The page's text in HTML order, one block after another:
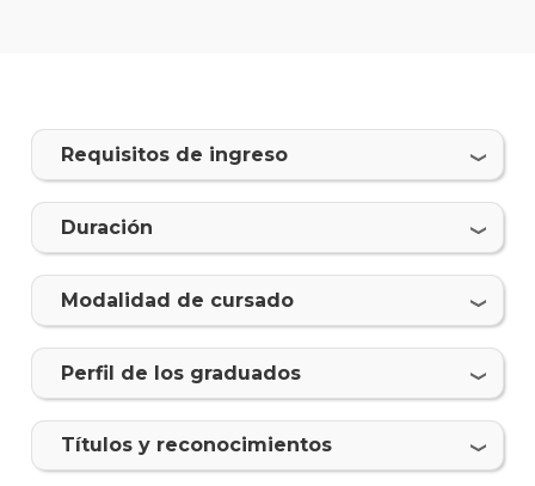
Requisitos de ingreso
Duración
Modalidad de cursado
Perfil de los graduados
Tí­tulos y reconocimientos